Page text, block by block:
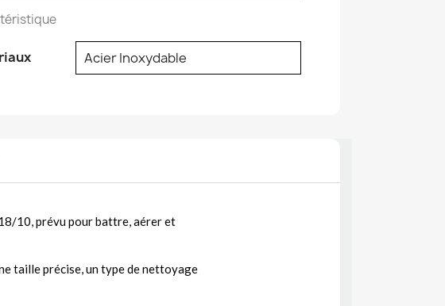
Acier Inoxydable
10, prévu pour battre, aérer et
taille précise, un type de nettoyage